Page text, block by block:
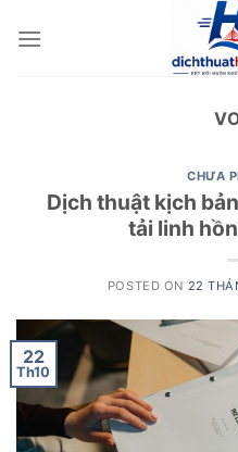
CHƯA
Dịch thuật kịch
tải linh
POSTED ON 22
22
Th10